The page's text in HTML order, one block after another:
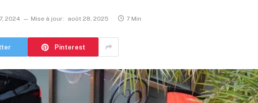
2024 Mise à jour: août 28, 2025 7 Min
Pinterest